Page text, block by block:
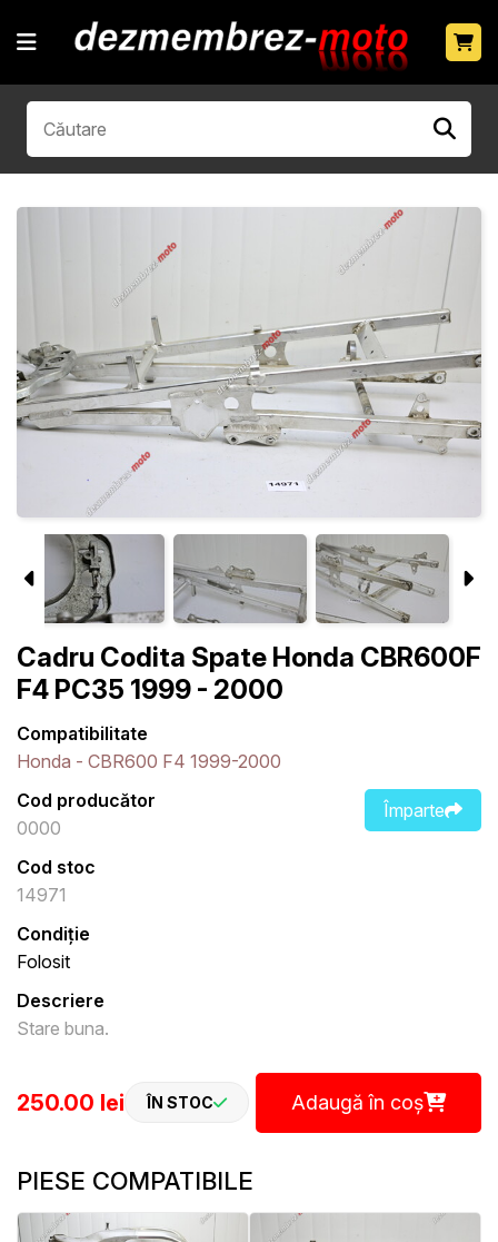
Cadru Codita Spate Honda CBR600F
F4 PC35 1999 - 2000
Compatibilitate
Honda - CBR600 F4 1999-2000
Împarte
Cod producător
0000
Cod stoc
14971
Condiție
Folosit
Descriere
Stare buna.
250.00 lei ÎN STOC Adaugă în coș
PIESE COMPATIBILE